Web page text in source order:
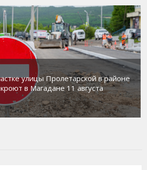
улицы Пролетарской в районе
в Магадане 11 августа